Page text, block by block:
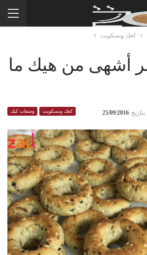
كعك وبسكويت
أشهى من هيك ما
كعك وبسكويت وصفات كيك بتاريخ 25/09/2016